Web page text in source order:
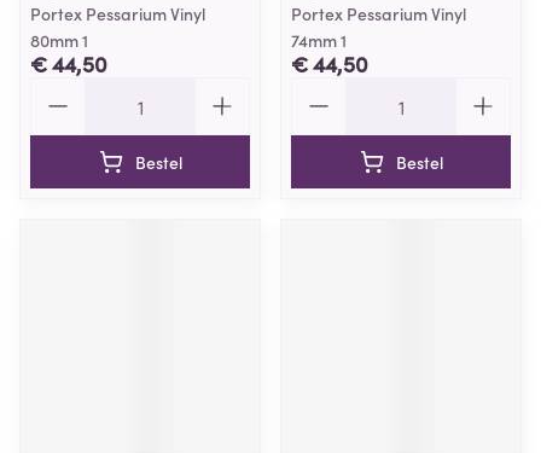
Portex Pessarium Vinyl
80mm 1
€ 44,50
Bestel
Portex Pessarium Vinyl
74mm 1
€ 44,50
Bestel